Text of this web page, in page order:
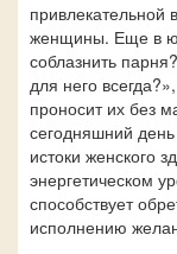
привлекательной
женщины. Еще в
соблазнить
для него
проносит их без
сегодняшний
истоки женского
энергетическом
способствует
исполнению